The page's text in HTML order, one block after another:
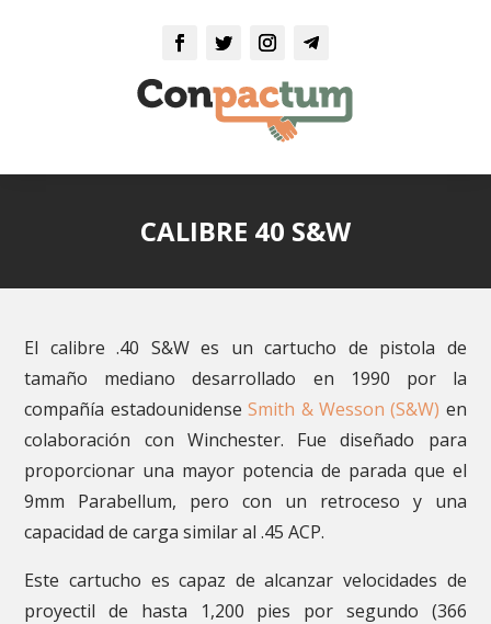
CALIBRE 40 S&W
El calibre .40 S&W es un cartucho de pistola de
tamaño mediano desarrollado en 1990 por la
compañía estadounidenseSmith & Wesson (S&W) en
colaboración con Winchester. Fue diseñado para
proporcionar una mayor potencia de parada que el
9mm Parabellum, pero con un retroceso y una
capacidad de carga similar al .45 ACP.
Este cartucho es capaz de alcanzar velocidades de
proyectil de hasta 1,200 pies por segundo (366